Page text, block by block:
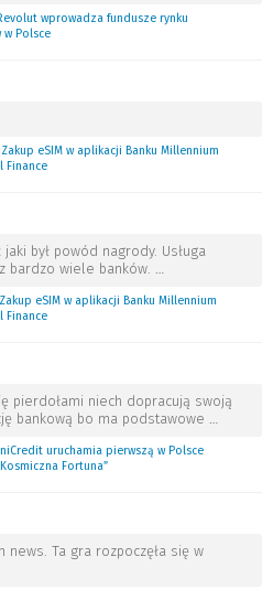
wprowadza fundusze rynku
Polsce
Zakup eSIM w aplikacji Banku Millennium
Finance
był powód nagrody. Usługa
bardzo wiele banków. …
Zakup eSIM w aplikacji Banku Millennium
Finance
pierdołami niech dopracują swoją
bankową bo ma podstawowe …
uruchamia pierwszą w Polsce
Fortuna”
news. Ta gra rozpoczęła się w